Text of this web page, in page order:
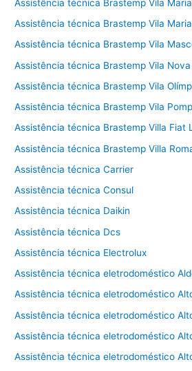
Assistência técnica Brastemp Vila Maria
Assistência técnica Brastemp Vila
Assistência técnica Brastemp Vila
Assistência técnica Brastemp Vila
Assistência técnica Brastemp Vila
Assistência técnica Brastemp Vila
Assistência técnica Brastemp Villa Fiat
Assistência técnica Brastemp Villa
Assistência técnica Carrier
Assistência técnica Consul
Assistência técnica Daikin
Assistência técnica Dcs
Assistência técnica Electrolux
Assistência técnica eletrodoméstico
Assistência técnica eletrodoméstico
Assistência técnica eletrodoméstico
Assistência técnica eletrodoméstico
Assistência técnica eletrodoméstico